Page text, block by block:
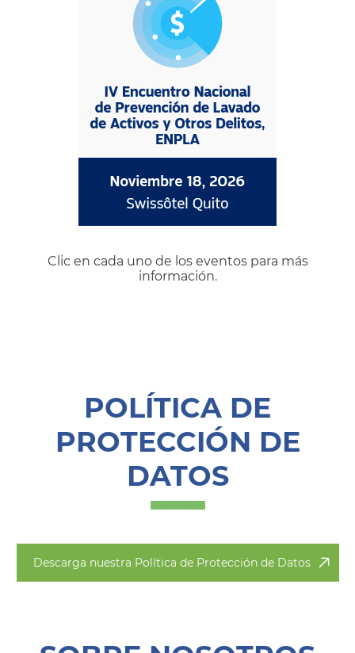
Clic en cada uno de los eventos para más
información.
POLÍTICA DE
PROTECCIÓN DE
DATOS
Descarga nuestra Política de Protección de Datos